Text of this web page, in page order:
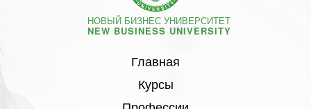
НОВЫЙ БИЗНЕС УНИВЕРСИТЕТ
NEW BUSINESS UNIVERSITY
Главная
Курсы